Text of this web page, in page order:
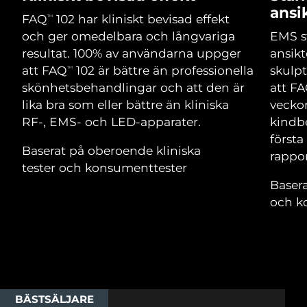
FAQTM
102 har kliniskt bevisad effekt
och ger omedelbara och långvariga
resultat. 100% av användarna uppger
att FAQTM
102 är bättre än professionella
skönhetsbehandlingar och att den är
lika bra som eller bättre än kliniska
RF-, EMS- och LED-apparater.
Baserat på oberoende kliniska
tester och konsumenttester
EMS
att
första
och
BÄSTSÄLJARE
18% PAP
Kosmetika Man
Handla allt
FOREO APP
Israel Förväntad leverans 8/13/26
Italien Förväntad leverans 8/9/26
Japan Förväntad leverans
Jersey
Kazakstan Förväntad leverans 8/11/26
8/9/26